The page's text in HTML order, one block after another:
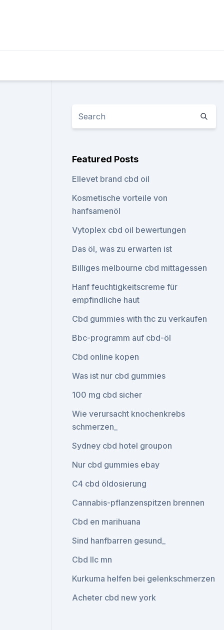
Featured Posts
Ellevet brand cbd oil
Kosmetische vorteile von
hanfsamenöl
Vytoplex cbd oil bewertungen
Das öl, was zu erwarten ist
Billiges melbourne cbd mittagessen
Hanf feuchtigkeitscreme für
empfindliche haut
Cbd gummies with thc zu verkaufen
Bbc-programm auf cbd-öl
Cbd online kopen
Was ist nur cbd gummies
100 mg cbd sicher
Wie verursacht knochenkrebs
schmerzen_
Sydney cbd hotel groupon
Nur cbd gummies ebay
C4 cbd öldosierung
Cannabis-pflanzenspitzen brennen
Cbd en marihuana
Sind hanfbarren gesund_
Cbd llc mn
Kurkuma helfen bei gelenkschmerzen
Acheter cbd new york